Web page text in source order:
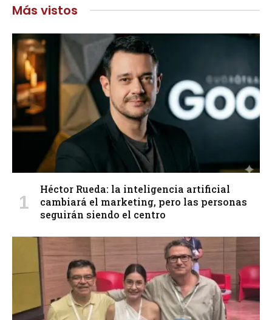
Más vistos
Héctor Rueda: la inteligencia artificial
cambiará el marketing, pero las personas
seguirán siendo el centro